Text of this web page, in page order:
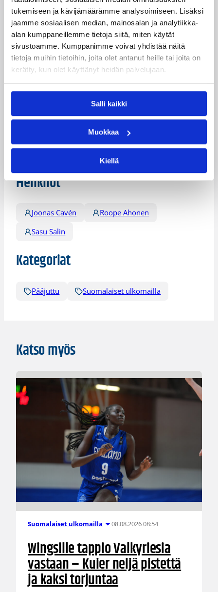
tukemiseen ja kävijämäärämme analysoimiseen. Lisäksi
jaamme sosiaalisen median, mainosalan ja analytiikka-
alan kumppaneillemme tietoja siitä, miten käytät
sivustoamme. Kumppanimme voivat yhdistää näitä
tietoja muihin tietoihin, joita olet antanut heille tai joita on
kerätty, kun olet käyttänyt heidän palvelujaan.
Salli kaikki
Muokkaa
Kiellä
Emma Cannonin (24/8/3 syöttöä) ja Anne Breitreinerin
(17/5) johtama Wasserburg lähti pelin viimeiselle
minuutille kolmen pisteen johtoasemassa ja onnistui
pitämään varpaansa pinnalla sekä päättämään pelin
74–75 (32–39)-voittoon.
Sten kirjautti 12 minuutissa kaksi pistettä, levypallon ja
syötön.
Wasserburg johtaa DBBL:aa 14 voitollaan 15 ottelusta.
Ottelutilastot:Oberhausen – Wasserburg
Päivitetty02.02.2014
Henkilöt
Joonas Cavén
Roope Ahonen
Sasu Salin
Kategoriat
Pääjuttu Suomalaiset ulkomailla
Katso myös
Suomalaiset ulkomailla 08.08.2026 08:54
Wingsille tappio Valkyriesia
vastaan – Kuier neljä pistettä
ja kaksi torjuntaa